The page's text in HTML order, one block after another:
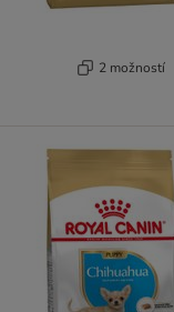
2 možností